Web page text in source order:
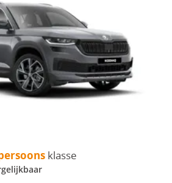
klasse